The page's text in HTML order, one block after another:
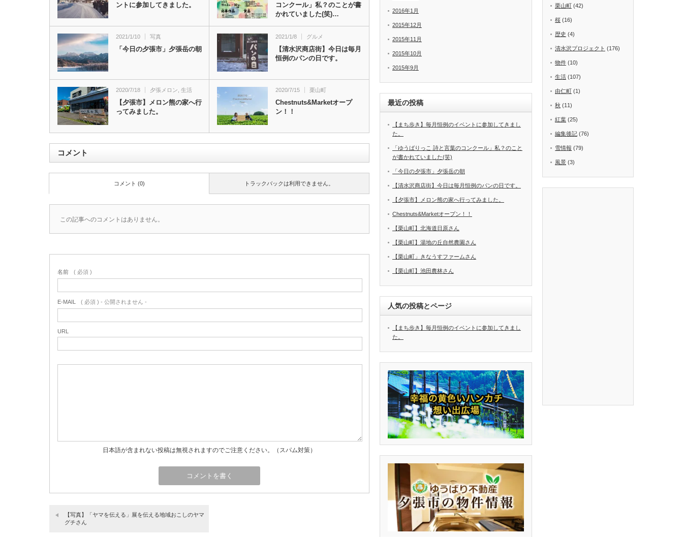
ントに参加してきました。
コンクール」私？のことが書
かれていました(笑)…
2021/1/10 写真
「今日の夕張市」夕張岳の朝
2021/1/8 グルメ
【清水沢商店街】今日は毎月
恒例のパンの日です。
2020/7/18 夕張メロン 生活
【夕張市】メロン熊の家へ行
ってみました。
2020/7/15 栗山町
Chestnuts&Marketオープ
ン！！
コメント
トラックバックは利用できません。
コメント (0)
この記事へのコメントはありません。
名前 ( 必須 )
E-MAIL ( 必須 ) - 公開されません -
URL
日本語が含まれない投稿は無視されますのでご注意ください。（スパム対策）
【写真】「ヤマを伝える」展を伝える地域おこしのヤマ
グチさん
2016年1月
2015年12月
2015年11月
2015年10月
2015年9月
最近の投稿
【まち歩き】毎月恒例のイベントに参加してきまし
た。
「ゆうばりっこ 詩と言葉のコンクール」私？のこと
が書かれていました(笑)
「今日の夕張市」夕張岳の朝
【清水沢商店街】今日は毎月恒例のパンの日です。
【夕張市】メロン熊の家へ行ってみました。
Chestnuts&Marketオープン！！
【栗山町】北海道日原さん
【栗山町】湯地の丘自然農園さん
【栗山町」きなうすファームさん
【栗山町】池田農林さん
人気の投稿とページ
【まち歩き】毎月恒例のイベントに参加してきまし
た。
栗山町 (42)
桜 (16)
歴史 (4)
清水沢プロジェクト (176)
物件 (10)
生活 (107)
由仁町 (1)
秋 (11)
紅葉 (25)
編集後記 (76)
雪情報 (79)
風景 (3)